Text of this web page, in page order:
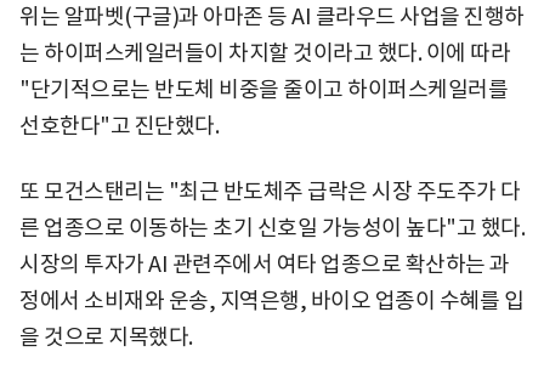
위는 알파벳(구글)과 아마존 등 AI 클라우드 사업을 진행하
는 하이퍼스케일러들이 차지할 것이라고 했다. 이에 따라
"단기적으로는 반도체 비중을 줄이고 하이퍼스케일러를
선호한다"고 진단했다.
또 모건스탠리는 "최근 반도체주 급락은 시장 주도주가 다
른 업종으로 이동하는 초기 신호일 가능성이 높다"고 했다.
시장의 투자가 AI 관련주에서 여타 업종으로 확산하는 과
정에서 소비재와 운송, 지역은행, 바이오 업종이 수혜를 입
을 것으로 지목했다.